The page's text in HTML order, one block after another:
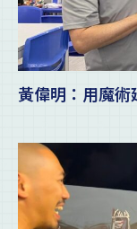
黃偉明：用魔